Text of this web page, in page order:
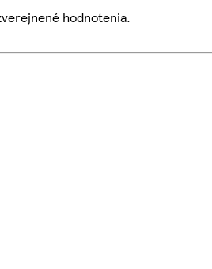
hodnotenia.